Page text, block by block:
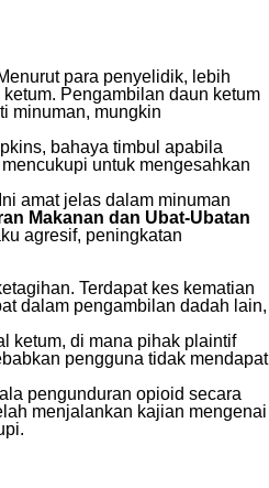
para penyelidik, lebih
Pengambilan daun ketum
minuman, mungkin
bahaya timbul apabila
untuk mengesahkan
amat jelas dalam minuman
Makanan dan Ubat-Ubatan
agresif, peningkatan
Terdapat kes kematian
dalam pengambilan dadah lain,
ketum, di mana pihak plaintif
pengguna tidak mendapat
pengunduran opioid secara
menjalankan kajian mengenai